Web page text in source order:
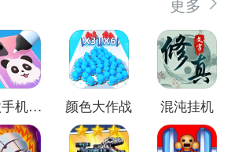
我做手机壳特好看 颜色大作战 混沌挂机